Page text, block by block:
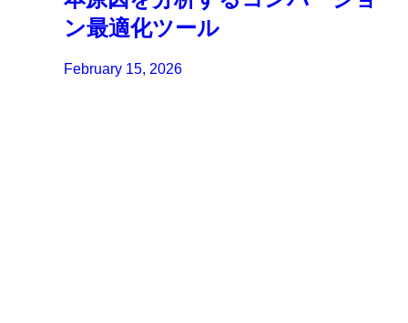
ン最適化ツール
February 15, 2026